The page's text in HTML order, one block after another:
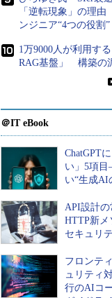
「逆転現象」の理
ンジニア“4つの役割”
1万9000人が利用す
RAG基盤」 構築の
＠IT eBook
ChatGPT
い」5項
い“生成AI
API設計
HTTP新メ
セキュリ
フロンテ
ュリティ
行のAIコ